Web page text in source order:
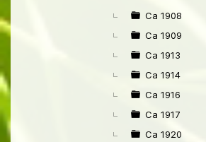
Ca 1908
Ca 1909
Ca 1913
Ca 1914
Ca 1916
Ca 1917
Ca 1920